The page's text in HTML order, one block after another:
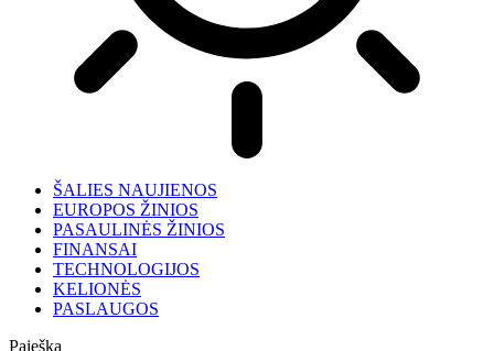
ŠALIES NAUJIENOS
EUROPOS ŽINIOS
PASAULINĖS ŽINIOS
FINANSAI
TECHNOLOGIJOS
KELIONĖS
PASLAUGOS
Paieška